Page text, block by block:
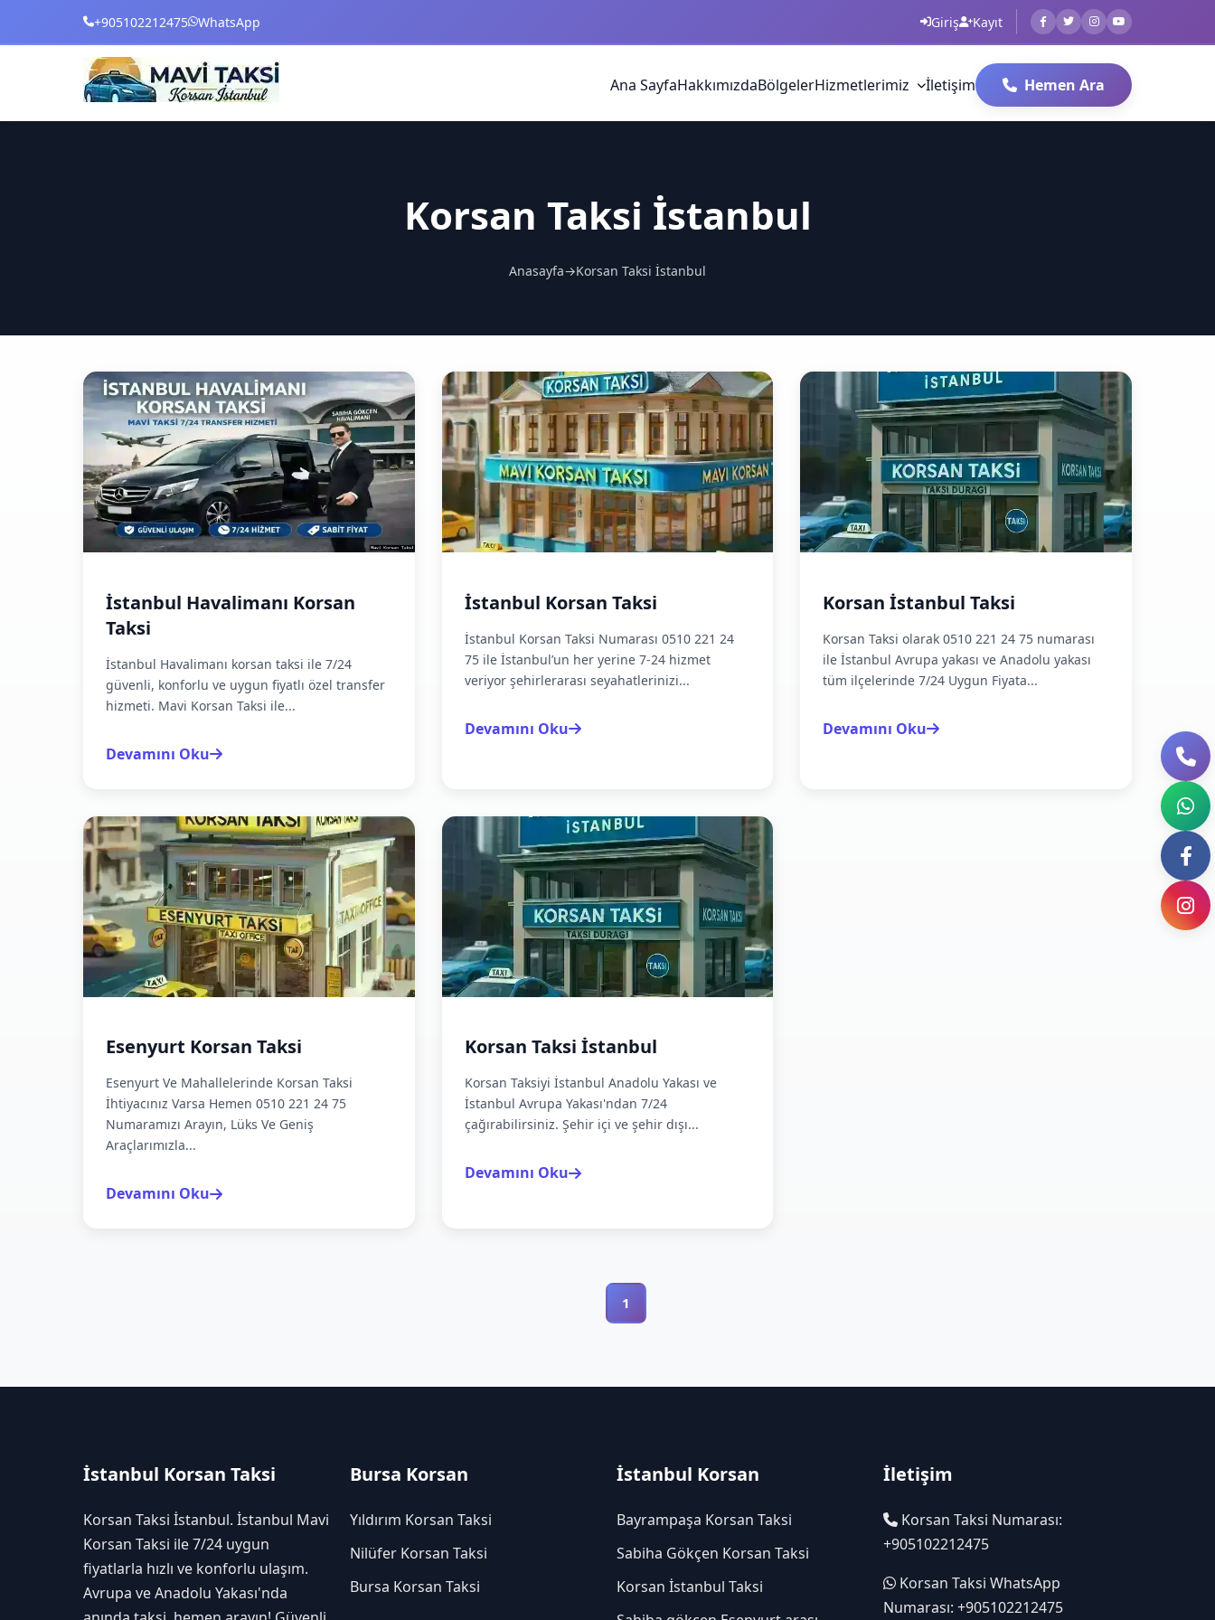
+905102212475 WhatsApp Giriş Kayıt
Ana SayfaHakkımızdaBölgelerHizmetlerimiz İletişim Hemen Ara
Korsan Taksi İstanbul
Anasayfa→Korsan Taksi İstanbul
İstanbul Havalimanı Korsan
Taksi
İstanbul Havalimanı korsan taksi ile 7/24
güvenli, konforlu ve uygun fiyatlı özel transfer
hizmeti. Mavi Korsan Taksi ile...
Devamını Oku
İstanbul Korsan Taksi
İstanbul Korsan Taksi Numarası 0510 221 24
75 ile İstanbul’un her yerine 7-24 hizmet
veriyor şehirlerarası seyahatlerinizi...
Devamını Oku
Korsan İstanbul Taksi
Korsan Taksi olarak 0510 221 24 75 numarası
ile İstanbul Avrupa yakası ve Anadolu yakası
tüm ilçelerinde 7/24 Uygun Fiyata...
Devamını Oku
Esenyurt Korsan Taksi
Esenyurt Ve Mahallelerinde Korsan Taksi
İhtiyacınız Varsa Hemen 0510 221 24 75
Numaramızı Arayın, Lüks Ve Geniş
Araçlarımızla...
Devamını Oku
Korsan Taksi İstanbul
Korsan Taksiyi İstanbul Anadolu Yakası ve
İstanbul Avrupa Yakası'ndan 7/24
çağırabilirsiniz. Şehir içi ve şehir dışı...
Devamını Oku
1
İstanbul Korsan Taksi
Korsan Taksi İstanbul. İstanbul Mavi
Korsan Taksi ile 7/24 uygun
fiyatlarla hızlı ve konforlu ulaşım.
Avrupa ve Anadolu Yakası'nda
Bursa Korsan
Yıldırım Korsan Taksi
Nilüfer Korsan Taksi
Bursa Korsan Taksi
İstanbul Korsan
Bayrampaşa Korsan Taksi
Sabiha Gökçen Korsan Taksi
Korsan İstanbul Taksi
İletişim
Korsan Taksi Numarası:
+905102212475
Korsan Taksi WhatsApp
Numarası: +905102212475